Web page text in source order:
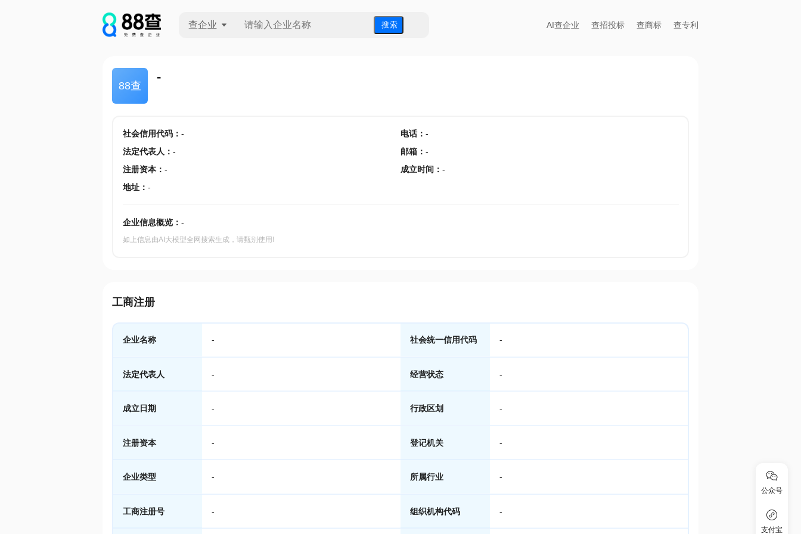
查企业 搜 索 AI查企业 查招投标 查商标 查专利
88查
-
社会信用代码： - 电话： -
法定代表人 ： - 邮箱 ： -
注册资本： - 成立时间 ： -
地址： -
企业信息概览： -
如上信息由AI大模型全网搜索生成，请甄别使用!
工商注册
企业名称 - 社会统一信用代码 -
法定代表人 - 经营状态 -
成立日期 - 行政区划 -
注册资本 - 登记机关 -
企业类型 - 所属行业 -
工商注册号 - 组织机构代码 -
公众号
支付宝